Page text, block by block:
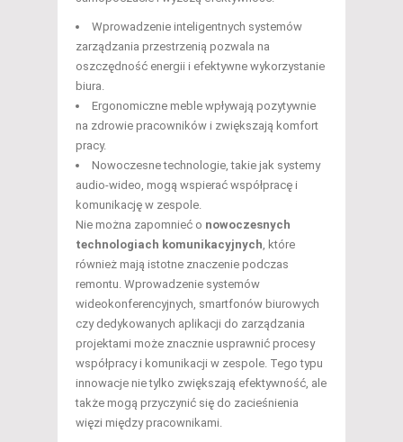
Wprowadzenie inteligentnych systemów
zarządzania przestrzenią pozwala na
oszczędność energii i efektywne wykorzystanie
biura.
Ergonomiczne meble wpływają pozytywnie
na zdrowie pracowników i zwiększają komfort
pracy.
Nowoczesne technologie, takie jak systemy
audio-wideo, mogą wspierać współpracę i
komunikację w zespole.
Nie można zapomnieć o nowoczesnych
technologiach komunikacyjnych, które
również mają istotne znaczenie podczas
remontu. Wprowadzenie systemów
wideokonferencyjnych, smartfonów biurowych
czy dedykowanych aplikacji do zarządzania
projektami może znacznie usprawnić procesy
współpracy i komunikacji w zespole. Tego typu
innowacje nie tylko zwiększają efektywność, ale
także mogą przyczynić się do zacieśnienia
więzi między pracownikami.